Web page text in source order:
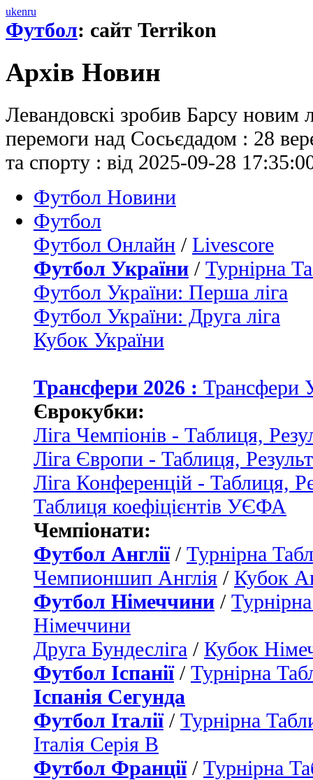
ukenru
Футбол: сайт Terrikon
Архів Новин
Левандовскі зробив Барсу новим
перемоги над Сосьєдадом : 28
та спорту : від 2025-09-28
Футбол Новини
Футбол
Футбол Онлайн / Livescore
Футбол України / Турнірна
Футбол України: Перша ліга
Футбол України: Друга ліга
Кубок України
Трансфери 2026 : Трансфери
Єврокубки:
Ліга Чемпіонів - Таблиця,
Ліга Європи - Таблиця,
Ліга Конференцій - Таблиця,
Таблиця коефіцієнтів УЄФА
Чемпіонати:
Футбол Англії/ Турнірна
Чемпионшип Англія / Кубок
Футбол Німеччини /
Німеччини
Друга Бундесліга / Кубок
Футбол Іспанії/ Турнірна
Іспанія Сегунда
Футбол Італії/ Турнірна
Італія Серія B
Футбол Франції/ Турнірна